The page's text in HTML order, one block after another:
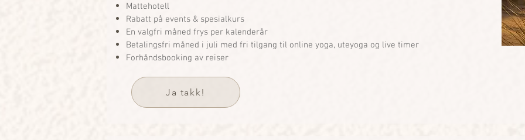
Mattehotell
Rabatt på events & spesialkurs
En valgfri måned frys per kalenderår
Betalingsfri måned i juli med fri tilgang til online yoga, uteyoga og live timer
Forhåndsbooking av reiser
Ja takk!